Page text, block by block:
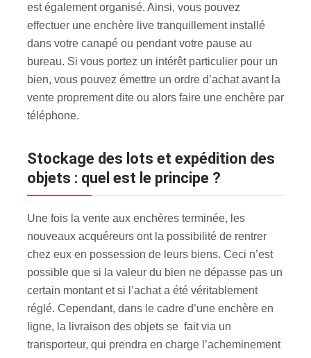
est également organisé. Ainsi, vous pouvez
effectuer une enchère live tranquillement installé
dans votre canapé ou pendant votre pause au
bureau. Si vous portez un intérêt particulier pour un
bien, vous pouvez émettre un ordre d’achat avant la
vente proprement dite ou alors faire une enchère par
téléphone.
Stockage des lots et expédition des
objets : quel est le principe ?
Une fois la vente aux enchères terminée, les
nouveaux acquéreurs ont la possibilité de rentrer
chez eux en possession de leurs biens. Ceci n’est
possible que si la valeur du bien ne dépasse pas un
certain montant et si l’achat a été véritablement
réglé. Cependant, dans le cadre d’une enchère en
ligne, la livraison des objets se fait via un
transporteur, qui prendra en charge l’acheminement